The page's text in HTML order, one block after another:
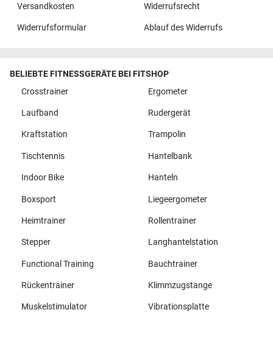
Versandkosten Widerrufsrecht
Widerrufsformular Ablauf des Widerrufs
BELIEBTE FITNESSGERÄTE BEI FITSHOP
Crosstrainer
Ergometer
Laufband Rudergerät
Kraftstation Trampolin
Tischtennis Hantelbank
Indoor Bike Hanteln
Boxsport Liegeergometer
Heimtrainer Rollentrainer
Stepper Langhantelstation
Functional Training Bauchtrainer
Rückentrainer Klimmzugstange
Muskelstimulator Vibrationsplatte